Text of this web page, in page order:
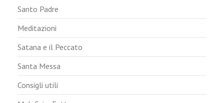
Santo Padre
Meditazioni
Satana e il Peccato
Santa Messa
Consigli utili